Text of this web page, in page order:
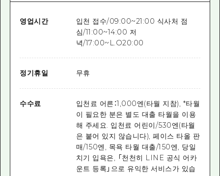
영업시간
입천 접수/09:00~21:00 식사처 점
심/11:00~14:00 저
녁/17:00~L.O20:00
정기휴일 무휴
수수료
입천료 어른：1,000엔(타월 지참), *타월
이 필요한 분은 별도 대출 타월을 이용
해 주세요. 입천료 어린이/530엔(타월
은 붙어 있지 않습니다), 페이스 타올 판
매/150엔, 목욕 타월 대출/150엔, 당일
치기 입욕은, 「천천히 LINE 공식 어카
운트 등록」으로 유익한 서비스가 있습